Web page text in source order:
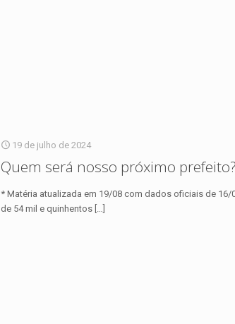
19 de julho de 2024
Quem será nosso próximo
* Matéria atualizada em 19/08 com dados oficiais de
de 54 mil e quinhentos […]